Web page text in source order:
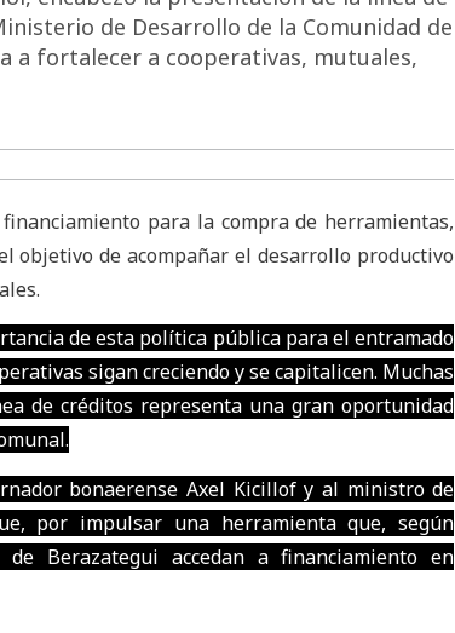
de Desarrollo de la Comunidad de
a fortalecer a cooperativas, mutuales,
para la compra de herramientas,
objetivo de acompañar el desarrollo productivo
de esta política pública para el entramado
sigan creciendo y se capitalicen. Muchas
de créditos representa una gran oportunidad
bonaerense Axel Kicillof y al ministro de
por impulsar una herramienta que, según
Berazategui accedan a financiamiento en